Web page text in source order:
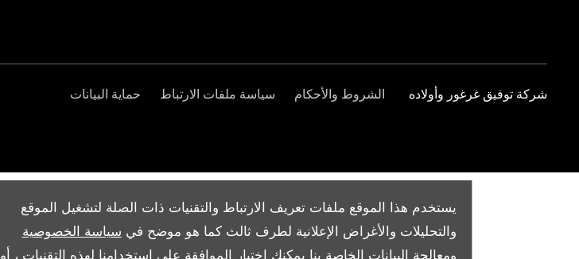
يستخدم هذا الموقع ملفات تعريف الارتباط والتقنيات ذات الصلة لتشغيل الموقع
والتحليلات والأغراض الإعلانية لطرف ثالث كما هو موضح في سياسة الخصوصية
ومعالجة البيانات الخاصة بنا يمكنك اختيار الموافقة على استخدامنا لهذه التقنيات ، أو
شركة توفيق غرغور وأولاده الشروط والأحكام سياسة ملفات الارتباط حماية البيانات